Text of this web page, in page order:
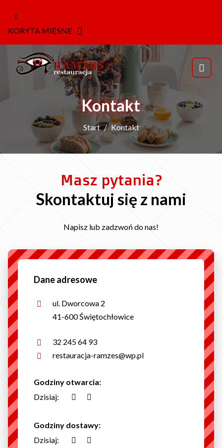
KORYTA MIĘSNE
Kontakt
Start Kontakt
Masz pytania?
Skontaktuj się z nami
Napisz lub zadzwoń do nas!
Dane adresowe
ul. Dworcowa 2
41-600 Świętochłowice
32 245 64 93
restauracja-ramzes@wp.pl
Godziny otwarcia:
Dzisiaj:
Godziny dostawy:
Dzisiaj: